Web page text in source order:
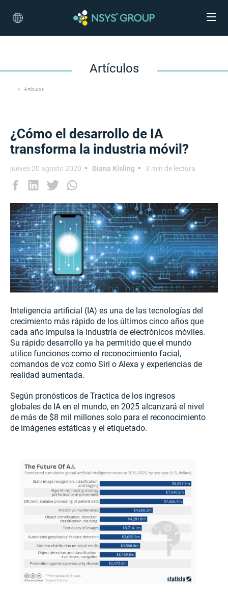
Artículos
Artículos
¿Cómo el desarrollo de IA
transforma la industria móvil?
jueves 20 agosto 2020 Diana Kisling 3 min de lectura
Inteligencia artificial (IA) es una de las tecnologías del
crecimiento más rápido de los últimos cinco años que
cada año impulsa la industria de electrónicos móviles.
Su rápido desarrollo ya ha permitido que el mundo
utilice funciones como el reconocimiento facial,
comandos de voz como Siri o Alexa y experiencias de
realidad aumentada.
Según pronósticos de Tractica de los ingresos
globales de IA en el mundo, en 2025 alcanzará el nivel
de más de $8 mil millones solo para el reconocimiento
de imágenes estáticas y el etiquetado.